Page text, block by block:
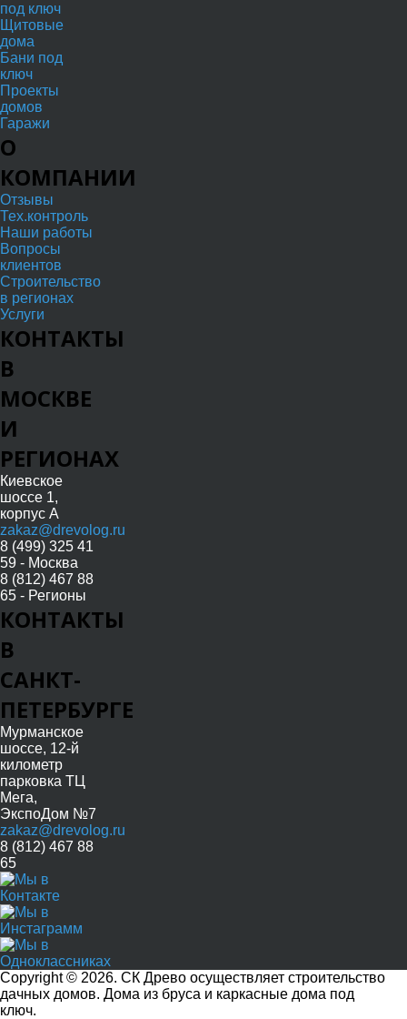
под ключ
Щитовые
дома
Бани под
ключ
Проекты
домов
Гаражи
О
КОМПАНИИ
Отзывы
Тех.контроль
Наши работы
Вопросы
клиентов
Строительство
в регионах
Услуги
КОНТАКТЫ
В
МОСКВЕ
И
РЕГИОНАХ
Киевское
шоссе 1,
корпус А
zakaz@drevolog.ru
8 (499) 325 41
59 - Москва
8 (812) 467 88
65 - Регионы
КОНТАКТЫ
В
САНКТ-
ПЕТЕРБУРГЕ
Мурманское
шоссе, 12-й
километр
парковка ТЦ
Мега,
ЭкспоДом №7
zakaz@drevolog.ru
8 (812) 467 88
65
Copyright © 2026. СК Древо осуществляет строительство
дачных домов. Дома из бруса и каркасные дома под
ключ.